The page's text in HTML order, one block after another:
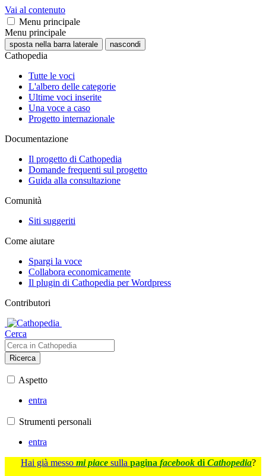
Vai al contenuto
Menu principale
Menu principale
sposta nella barra laterale nascondi
Cathopedia
Tutte le voci
L'albero delle categorie
Ultime voci inserite
Una voce a caso
Progetto internazionale
Documentazione
Il progetto di Cathopedia
Domande frequenti sul progetto
Guida alla consultazione
Comunità
Siti suggeriti
Come aiutare
Spargi la voce
Collabora economicamente
Il plugin di Cathopedia per Wordpress
Contributori
Cerca
Ricerca
Aspetto
entra
Strumenti personali
entra
Hai già messo mi piace sulla pagina facebook di Cathopedia?